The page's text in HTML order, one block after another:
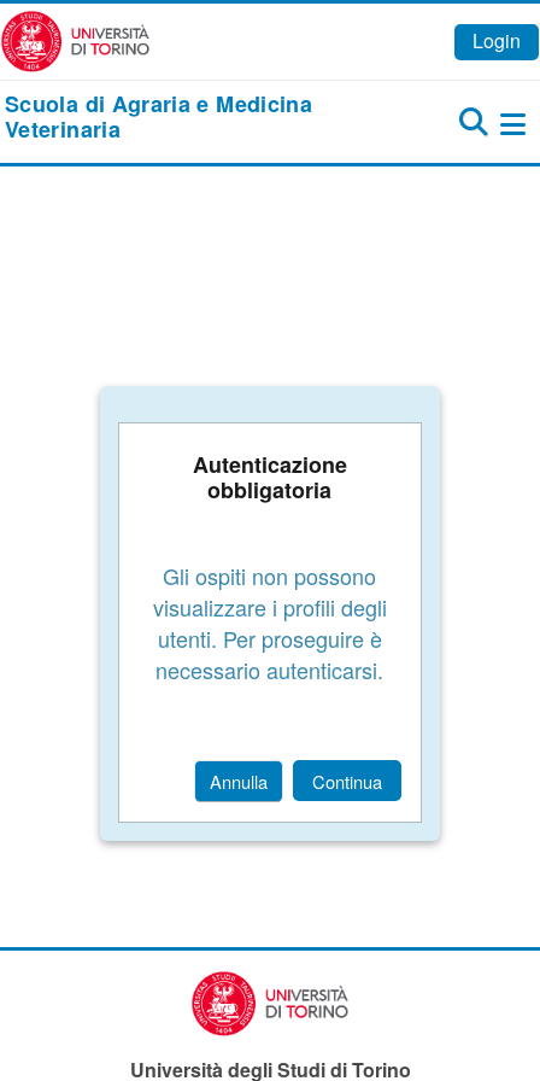
Vai al contenuto principale
Login
Scuola di Agraria e Medicina
Veterinaria
Autenticazione
obbligatoria
Gli ospiti non possono
visualizzare i profili degli
utenti. Per proseguire è
necessario autenticarsi.
Annulla Continua
Università degli Studi di Torino